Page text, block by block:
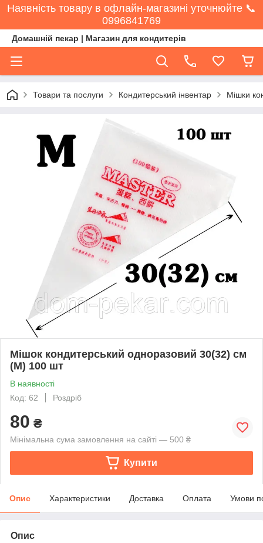
Наявність товару в офлайн-магазині уточнюйте 📞
0996841769
Домашній пекар | Магазин для кондитерів
Товари та послуги Кондитерський інвентар Мішки
Мішок кондитерський одноразовий 30(32) см
(M) 100 шт
В наявності
Код: 62
Роздріб
80 ₴
Мінімальна сума замовлення на сайті — 500 ₴
Купити
Опис Характеристики Доставка Оплата Умови
Опис